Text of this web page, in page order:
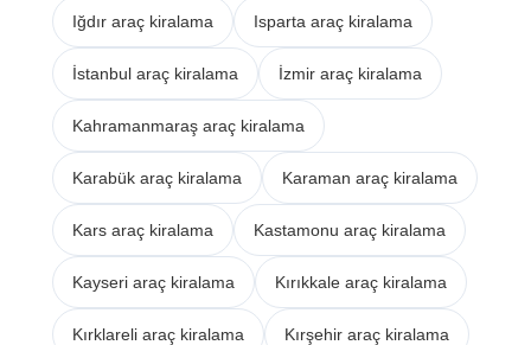
Iğdır araç kiralama Isparta araç kiralama
İstanbul araç kiralama İzmir araç kiralama
Kahramanmaraş araç kiralama
Karabük araç kiralama Karaman araç kiralama
Kars araç kiralama Kastamonu araç kiralama
Kayseri araç kiralama Kırıkkale araç kiralama
Kırklareli araç kiralama Kırşehir araç kiralama